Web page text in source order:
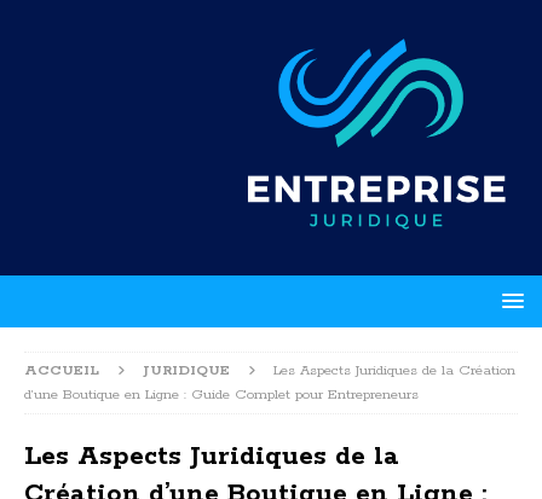
ACCUEIL JURIDIQUE
Les Aspects Juridiques de la Création
d’une Boutique en Ligne : Guide Complet pour Entrepreneurs
Les Aspects Juridiques de la